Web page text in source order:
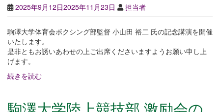
2025年9月12日2025年11月23日 担当者
駒澤大学体育会ボクシング部監督 小山田 裕二 氏の記念講演を開催
いたします。
是非ともお誘いあわせの上ご出席くださいますようお願い申し上
げます。
続きを読む